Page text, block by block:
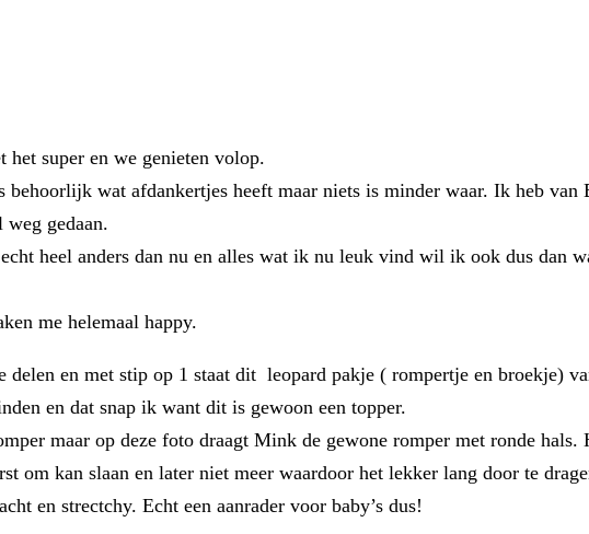
super en we genieten volop.
wat afdankertjes heeft maar niets is minder waar. Ik heb van
gedaan.
heel anders dan nu en alles wat ik nu leuk vind wil ik ook dus dan
me helemaal happy.
en met stip op 1 staat dit leopard pakje ( rompertje en broekje)
en dat snap ik want dit is gewoon een topper.
maar op deze foto draagt Mink de gewone romper met ronde
om kan slaan en later niet meer waardoor het lekker lang door te
en strectchy. Echt een aanrader voor baby’s dus!